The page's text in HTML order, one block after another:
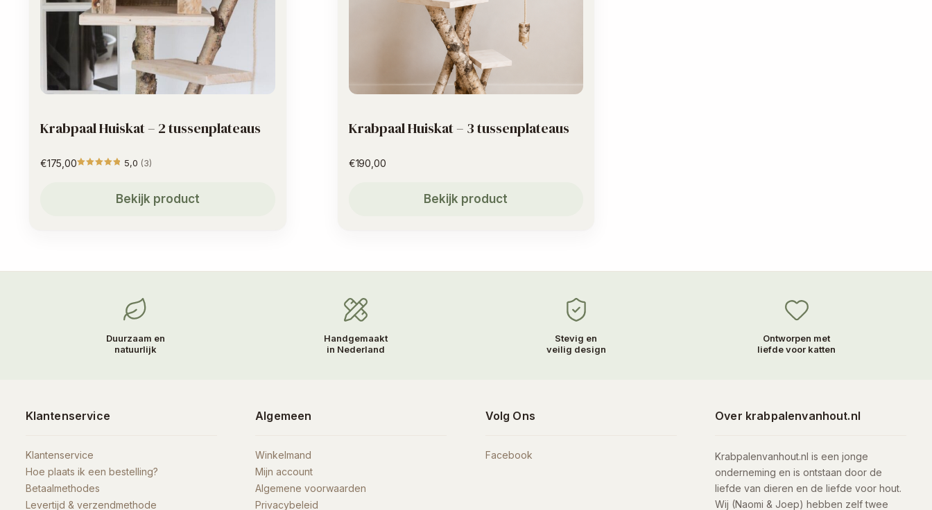
Krabpaal Huiskat – 2 tussenplateaus
€175,00 5,0 (3)
Bekijk product
Krabpaal Huiskat – 3 tussenplateaus
€190,00
Bekijk product
Duurzaam en
natuurlijk
Handgemaakt
in Nederland
Stevig en
veilig design
Ontworpen met
liefde voor katten
Klantenservice
Klantenservice
Hoe plaats ik een bestelling?
Betaalmethodes
Levertijd & verzendmethode
Algemeen
Winkelmand
Mijn account
Algemene voorwaarden
Privacybeleid
Volg Ons
Facebook
Over krabpalenvanhout.nl
Krabpalenvanhout.nl is een jonge
onderneming en is ontstaan door de
liefde van dieren en de liefde voor hout.
Wij (Naomi & Joep) hebben zelf twee